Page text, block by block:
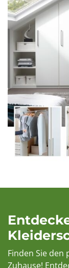
Finden Sie
Zuhause!